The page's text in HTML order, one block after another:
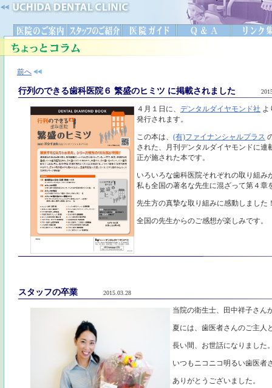
前へ
行列のできる歯科医院６ 繁盛のヒミツ に掲載されました
４月１日に、 デンタルダイヤモンド社 よ
発行されます。
この本は、 (有)ファイナンシャルプラス
された、月刊デンタルダイヤモンドに連
正が施された本です。
いろいろな歯科医院それぞれの取り組み
私も全国の著名な先生に混ざって第４章
先生方の真摯な取り組みに感動しました
全国の先生からのご感想が楽しみです。
スタッフの卒業 2015.03.28
当院の衛生士、田中祥子さん
夏には、歯医者さんのご主人
長い間、お世話になりました
いつもニコニコ明るい歯医者
ありがとうございました。